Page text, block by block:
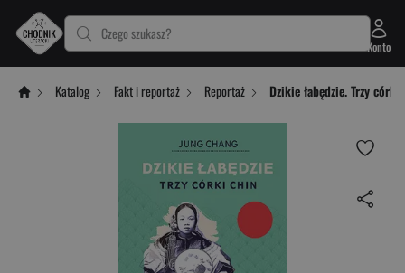
Czego szukasz?
Konto
Katalog Fakt i reportaż Reportaż Dzikie łabędzie. Trzy